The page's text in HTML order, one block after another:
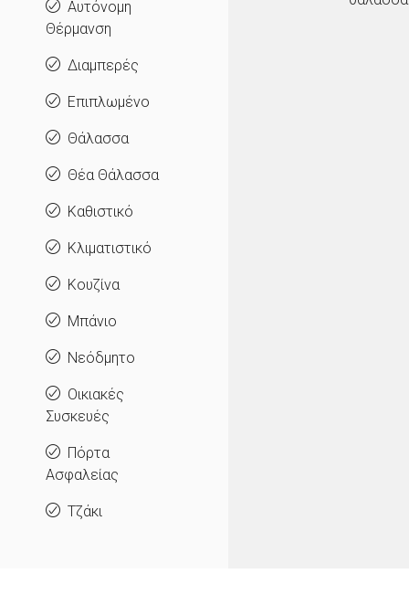
Αυτόνομη
Θέρμανση
Διαμπερές
Επιπλωμένο
Θάλασσα
Θέα Θάλασσα
Καθιστικό
Κλιματιστικό
Κουζίνα
Μπάνιο
Νεόδμητο
Οικιακές
Συσκευές
Πόρτα
Ασφαλείας
Τζάκι